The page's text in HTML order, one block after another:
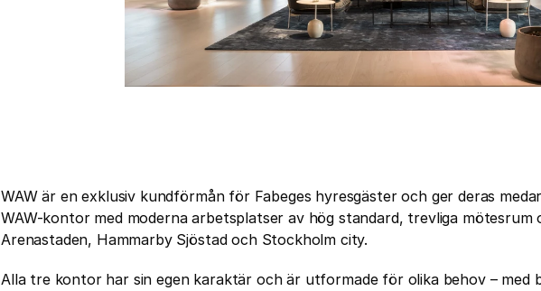
WAW är en exklusiv kundförmån för Fabeges hyresgäster och ger deras
WAW-kontor med moderna arbetsplatser av hög standard, trevliga mötesrum
Arenastaden, Hammarby Sjöstad och Stockholm city.
Alla tre kontor har sin egen karaktär och är utformade för olika behov – med